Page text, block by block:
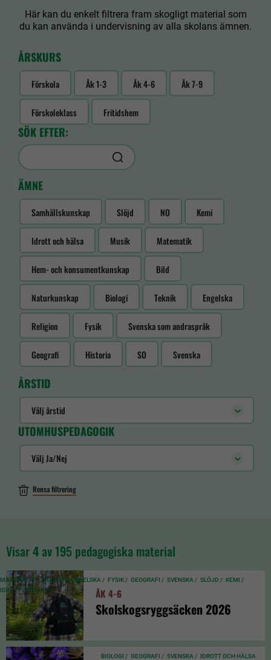
Här kan du enkelt filtrera fram skogligt material som
du kan använda i undervisning av alla skolans ämnen.
ÅRSKURS
Förskola Åk 1-3 Åk 4-6 Åk 7-9
Förskoleklass Fritidshem
SÖK EFTER:
ÄMNE
Samhällskunskap Slöjd NO Kemi
Idrott och hälsa Musik Matematik
Hem- och konsumentkunskap Bild
Naturkunskap Biologi Teknik Engelska
Religion Fysik Svenska som andraspråk
Geografi Historia SO Svenska
ÅRSTID
Välj årstid
UTOMHUSPEDAGOGIK
Välj Ja/Nej
Rensa filtrering
Visar4 av 195 pedagogiska material
MATEMATIK / BIOLOGI / ENGELSKA / FYSIK / GEOGRAFI / SVENSKA / SLÖJD / KEMI /
IDROTT OCH HÄLSA
ÅK 4-6
Skolskogsryggsäcken 2026
BIOLOGI / GEOGRAFI / SVENSKA / IDROTT OCH HÄLSA